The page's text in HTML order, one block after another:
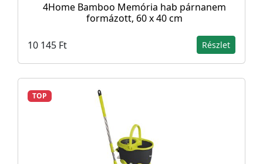
4Home Bamboo Memória hab párnanem
formázott, 60 x 40 cm
10 145 Ft Részlet
TOP